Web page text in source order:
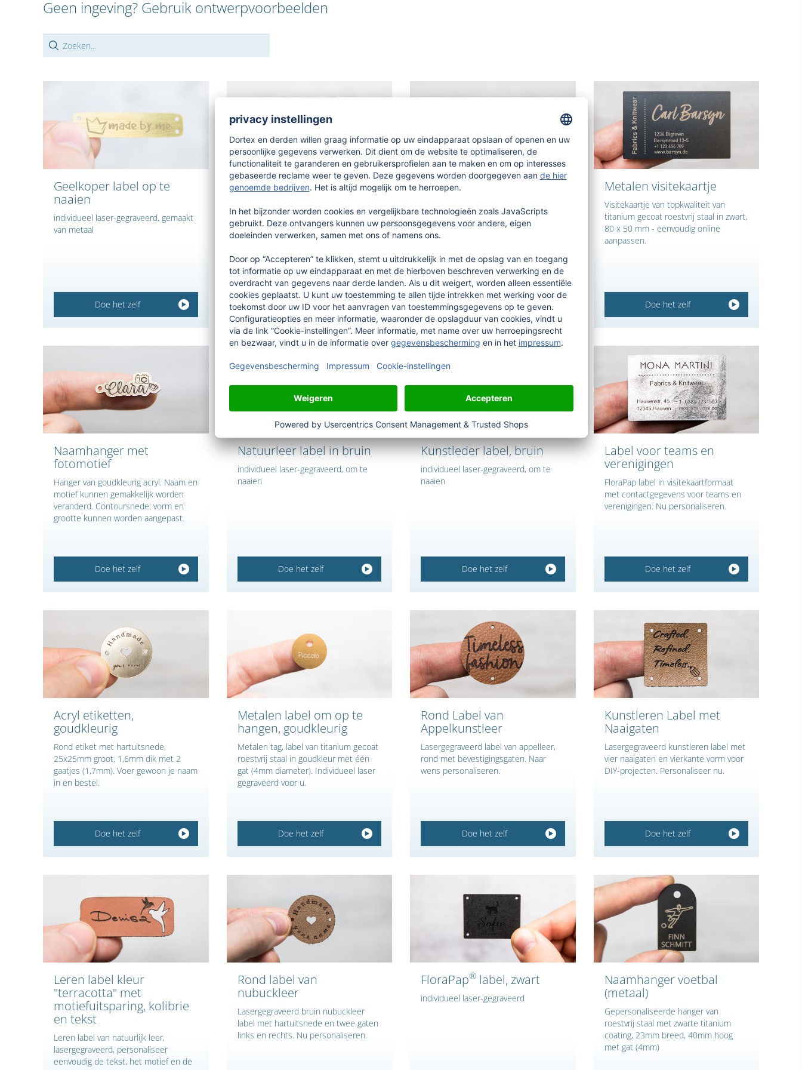
Geen ingeving? Gebruik ontwerpvoorbeelden
Geelkoper label op te
naaien
individueel laser-gegraveerd, gemaakt
van metaal
Doe het zelf
Leren label met tekst en
Lasergegraveerd, bisquit-kleur,
eenvoudig aan te passen in de
configurator, 4 gaatjes om met de
hand te naaien
Doe het zelf
Klinknagel label van
Label met tekst en motief om om de
rand te vouwen, geschikt voor
bevestiging met schroefklinknagels.
Doe het zelf
Metalen visitekaartje
Visitekaartje van topkwaliteit van
titanium gecoat roestvrij staal in zwart,
80 x 50 mm - eenvoudig online
aanpassen.
Doe het zelf
Naamhanger met
fotomotief
Hanger van goudkleurig acryl. Naam en
motief kunnen gemakkelijk worden
veranderd. Contoursnede: vorm en
grootte kunnen worden aangepast.
Doe het zelf
Natuurleer label in bruin
individueel laser-gegraveerd, om te
naaien
Doe het zelf
Kunstleder label, bruin
individueel laser-gegraveerd, om te
naaien
Doe het zelf
Label voor teams en
verenigingen
FloraPap label in visitekaartformaat
met contactgegevens voor teams en
verenigingen. Nu personaliseren.
Doe het zelf
Acryl etiketten,
goudkleurig
Rond etiket met hartuitsnede,
25x25mm groot, 1,6mm dik met 2
gaatjes (1,7mm). Voer gewoon je naam
in en bestel.
Doe het zelf
Metalen label om op te
hangen, goudkleurig
Metalen tag, label van titanium gecoat
roestvrij staal in goudkleur met één
gat (4mm diameter). Individueel laser
gegraveerd voor u.
Doe het zelf
Rond Label van
Appelkunstleer
Lasergegraveerd label van appelleer,
rond met bevestigingsgaten. Naar
wens personaliseren.
Doe het zelf
Kunstleren Label met
Naaigaten
Lasergegraveerd kunstleren label met
vier naaigaten en vierkante vorm voor
DIY-projecten. Personaliseer nu.
Doe het zelf
Leren label kleur
"terracotta" met
motiefuitsparing, kolibrie
en tekst
Leren label van natuurlijk leer,
lasergegraveerd, personaliseer
eenvoudig de tekst, het motief en de
Rond label van
nubuckleer
Lasergegraveerd bruin nubuckleer
label met hartuitsnede en twee gaten
links en rechts. Nu personaliseren.
FloraPap® label, zwart
individueel laser-gegraveerd
Naamhanger voetbal
(metaal)
Gepersonaliseerde hanger van
roestvrij staal met zwarte titanium
coating, 23mm breed, 40mm hoog
met gat (4mm)